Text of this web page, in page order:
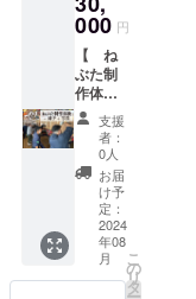
額右側
の「上
乗せ支
援で応
援しよ
う」の
欄の
「+」ボ
タンを
押して
ご自身
でご希
望の金
額を表
示さ
額右側
の「上
乗せ支
援で応
援しよ
う」の
欄の
「+」ボ
タンを
押して
ご自身
でご希
望の金
額を表
示さ
円、
50,000
円のリ
ターン
と同じ
内容に
なりま
す。
ーーー
ーーー
ーーー
ーーー
ーーー
ーーー
※ご支援
セット
でお届
けしま
す。 ※
注文数
確定後
の制作
開始と
なるた
め、発
送日は9
月末頃
となり
ます。
※画像は
000 円
【 ね
ぶた制
作体験
＋扇子
＋写真
】 本
場青森
のねぶ
た師の
先生と
制作の
体験を
する事
支援
者：
0人
お届
け予
定：
2024
年08
月
こ
の
リ
タ